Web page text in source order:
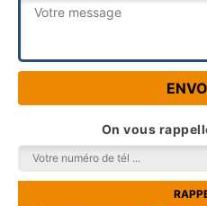
On vous